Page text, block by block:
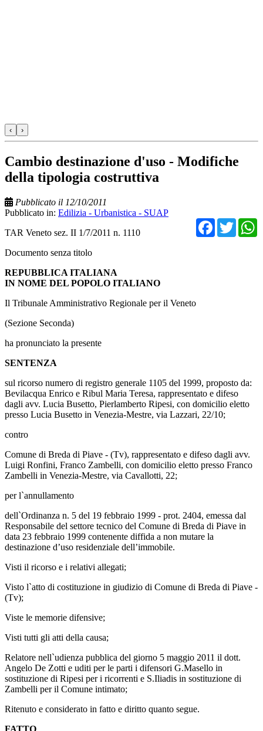
‹ ›
Cambio destinazione d'uso - Modifiche
della tipologia costruttiva
Pubblicato il 12/10/2011
Pubblicato in: Edilizia - Urbanistica - SUAP
TAR Veneto sez. II 1/7/2011 n. 1110
Documento senza titolo
REPUBBLICA ITALIANA
IN NOME DEL POPOLO ITALIANO
Il Tribunale Amministrativo Regionale per il Veneto
(Sezione Seconda)
ha pronunciato la presente
SENTENZA
sul ricorso numero di registro generale 1105 del 1999, proposto da:
Bevilacqua Enrico e Ribul Maria Teresa, rappresentato e difeso
dagli avv. Lucia Busetto, Pierlamberto Ripesi, con domicilio eletto
presso Lucia Busetto in Venezia-Mestre, via Lazzari, 22/10;
contro
Comune di Breda di Piave - (Tv), rappresentato e difeso dagli avv.
Luigi Ronfini, Franco Zambelli, con domicilio eletto presso Franco
Zambelli in Venezia-Mestre, via Cavallotti, 22;
per l`annullamento
dell`Ordinanza n. 5 del 19 febbraio 1999 - prot. 2404, emessa dal
Responsabile del settore tecnico del Comune di Breda di Piave in
data 23 febbraio 1999 contenente diffida a non mutare la
destinazione d’uso residenziale dell’immobile.
Visti il ricorso e i relativi allegati;
Visto l`atto di costituzione in giudizio di Comune di Breda di Piave -
(Tv);
Viste le memorie difensive;
Visti tutti gli atti della causa;
Relatore nell`udienza pubblica del giorno 5 maggio 2011 il dott.
Angelo De Zotti e uditi per le parti i difensori G.Masello in
sostituzione di Ripesi per i ricorrenti e S.Iliadis in sostituzione di
Zambelli per il Comune intimato;
Ritenuto e considerato in fatto e diritto quanto segue.
FATTO